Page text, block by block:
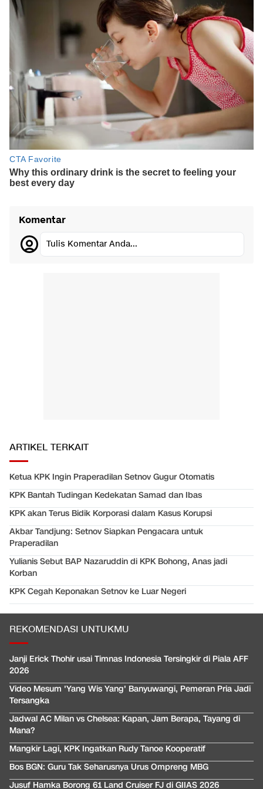
Komentar
Tulis Komentar Anda...
ARTIKEL TERKAIT
Ketua KPK Ingin Praperadilan Setnov Gugur Otomatis
KPK Bantah Tudingan Kedekatan Samad dan Ibas
KPK akan Terus Bidik Korporasi dalam Kasus Korupsi
Akbar Tandjung: Setnov Siapkan Pengacara untuk
Praperadilan
Yulianis Sebut BAP Nazaruddin di KPK Bohong, Anas jadi
Korban
KPK Cegah Keponakan Setnov ke Luar Negeri
REKOMENDASI UNTUKMU
Janji Erick Thohir usai Timnas Indonesia Tersingkir di Piala AFF
2026
Video Mesum 'Yang Wis Yang' Banyuwangi, Pemeran Pria Jadi
Tersangka
Jadwal AC Milan vs Chelsea: Kapan, Jam Berapa, Tayang di
Mana?
Mangkir Lagi, KPK Ingatkan Rudy Tanoe Kooperatif
Bos BGN: Guru Tak Seharusnya Urus Ompreng MBG
Jusuf Hamka Borong 61 Land Cruiser FJ di GIIAS 2026